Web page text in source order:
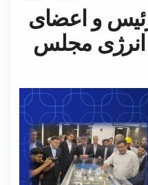
و اعضای
مجلس